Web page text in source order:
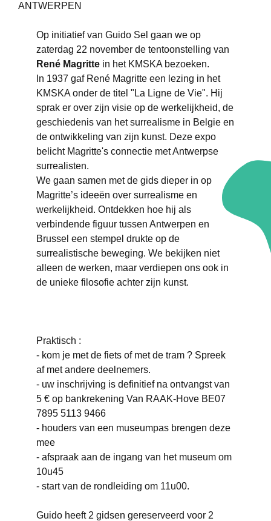
ANTWERPEN
Op initiatief van Guido Sel gaan we op
zaterdag 22 november de tentoonstelling van
René Magritte in het KMSKA bezoeken.
In 1937 gaf René Magritte een lezing in het
KMSKA onder de titel "La Ligne de Vie". Hij
sprak er over zijn visie op de werkelijkheid, de
geschiedenis van het surrealisme in Belgie en
de ontwikkeling van zijn kunst. Deze expo
belicht Magritte's connectie met Antwerpse
surrealisten.
We gaan samen met de gids dieper in op
Magritte’s ideeën over surrealisme en
werkelijkheid. Ontdekken hoe hij als
verbindende figuur tussen Antwerpen en
Brussel een stempel drukte op de
surrealistische beweging. We bekijken niet
alleen de werken, maar verdiepen ons ook in
de unieke filosofie achter zijn kunst.
Praktisch :
- kom je met de fiets of met de tram ? Spreek
af met andere deelnemers.
- uw inschrijving is definitief na ontvangst van
5 € op bankrekening Van RAAK-Hove BE07
7895 5113 9466
- houders van een museumpas brengen deze
mee
- afspraak aan de ingang van het museum om
10u45
- start van de rondleiding om 11u00.
Guido heeft 2 gidsen gereserveerd voor 2